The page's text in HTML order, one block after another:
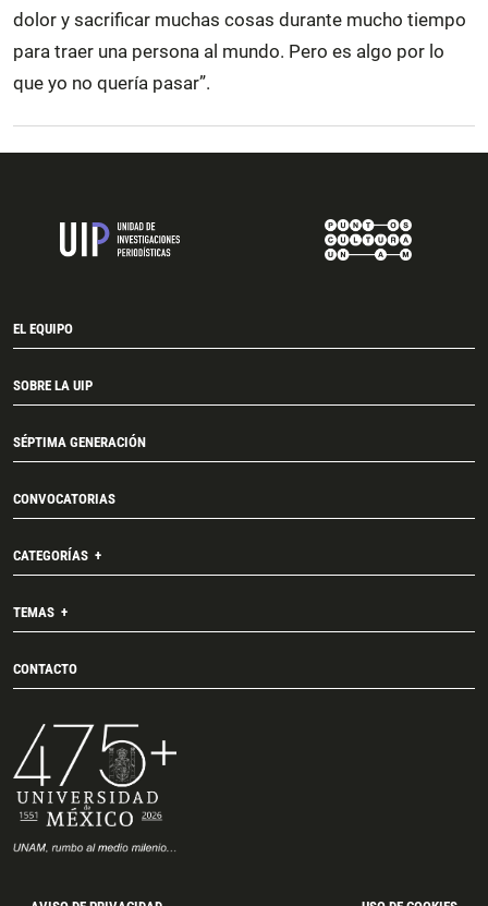
dolor y sacrificar muchas cosas durante mucho tiempo
para traer una persona al mundo. Pero es algo por lo
que yo no quería pasar”.
EL EQUIPO
SOBRE LA UIP
SÉPTIMA GENERACIÓN
CONVOCATORIAS
CATEGORÍAS
TEMAS
CONTACTO